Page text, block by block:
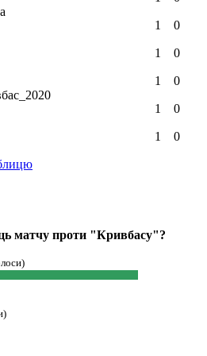
на
зараз
1 0
1 0
1 0
1 0
1 0
матчу проти "Кривбасу"?